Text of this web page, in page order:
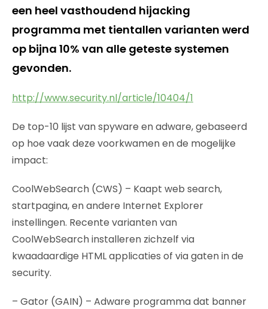
een heel vasthoudend hijacking
programma met tientallen varianten werd
op bijna 10% van alle geteste systemen
gevonden.
http://www.security.nl/article/10404/1
De top-10 lijst van spyware en adware, gebaseerd
op hoe vaak deze voorkwamen en de mogelijke
impact:
CoolWebSearch (CWS) – Kaapt web search,
startpagina, en andere Internet Explorer
instellingen. Recente varianten van
CoolWebSearch installeren zichzelf via
kwaadaardige HTML applicaties of via gaten in de
security.
– Gator (GAIN) – Adware programma dat banner